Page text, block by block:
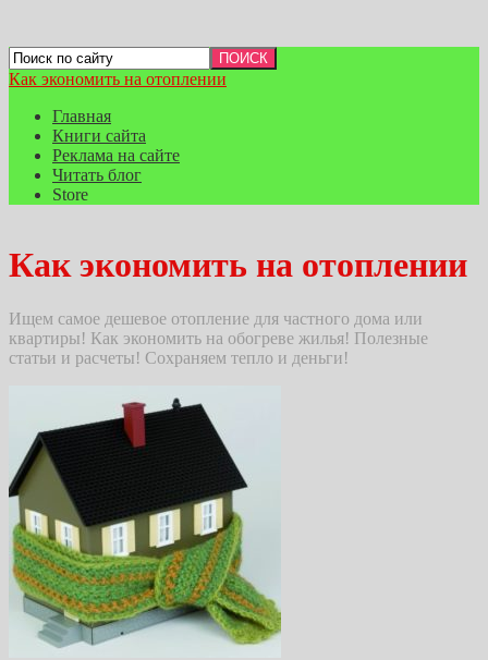
Как экономить на отоплении
Главная
Книги сайта
Реклама на сайте
Читать блог
Store
Как экономить на отоплении
Ищем самое дешевое отопление для частного дома или
квартиры! Как экономить на обогреве жилья! Полезные
статьи и расчеты! Сохраняем тепло и деньги!